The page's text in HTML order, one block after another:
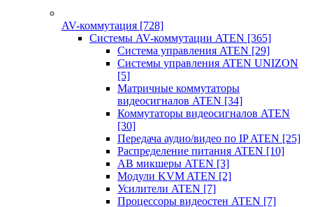
AV-коммутация [728]
Системы AV-коммутации ATEN [365]
Система управления ATEN [29]
Системы управления ATEN UNIZON
[5]
Матричные коммутаторы
видеосигналов ATEN [34]
Коммутаторы видеосигналов ATEN
[30]
Передача аудио/видео по IP ATEN [25]
Распределение питания ATEN [10]
АВ микшеры ATEN [3]
Модули KVM ATEN [2]
Усилители ATEN [7]
Процессоры видеостен ATEN [7]